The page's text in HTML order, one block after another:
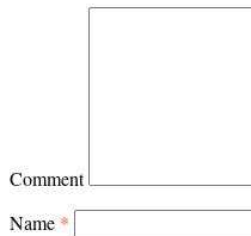
Comment
Name *